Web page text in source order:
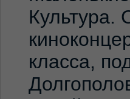
Культура.
класса,